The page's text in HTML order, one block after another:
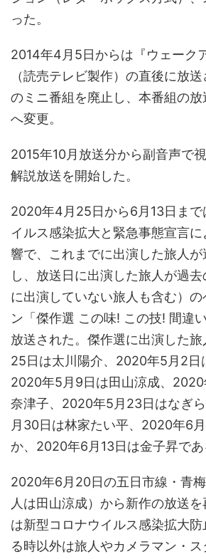
った。
2014年4月5日からは『ウェーク
（読売テレビ製作）の直後に放
のミニ番組を廃止し、本番組の
へ変更。
2015年10月放送分から副音声で
解説放送を開始した。
2020年4月25日から6月13日まで
イルス感染拡大と緊急事態宣言
響で、これまでに出演した旅人
し、放送日に出演した旅人が過
に出演していない旅人も含む）の
ン「傑作選 この味! この技! 間違
放送された。傑作選に出演した
25日は太川陽介、2020年5月2日
2020年5月9日は田山涼成、2020
奈津子、2020年5月23日はなぎ
月30日は林家たい平、2020年6
か、2020年6月13日は金子昇であ
2020年6月20日の五日市線・青
人は田山涼成）から新作の放送
は新型コロナウイルス感染拡大
る時以外は旅人やカメラマン・